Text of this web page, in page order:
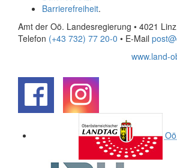
Barrierefreiheit.
Amt der Oö. Landesregierung • 4021
Telefon (+43 732) 77 20-0 • E-Mail
www.land-